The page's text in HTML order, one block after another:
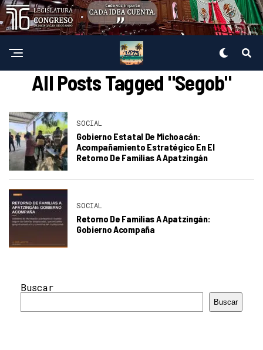
All Posts Tagged "Segob"
SOCIAL
Gobierno Estatal De Michoacán:
Acompañamiento Estratégico En El
Retorno De Familias A Apatzingán
SOCIAL
Retorno De Familias A Apatzingán:
Gobierno Acompaña
Buscar
Buscar